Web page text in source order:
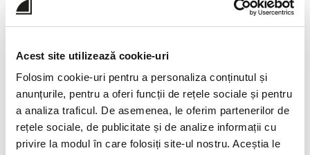
Acest site utilizează cookie-uri
Folosim cookie-uri pentru a personaliza conținutul și
anunțurile, pentru a oferi funcții de rețele sociale și pentru
a analiza traficul. De asemenea, le oferim partenerilor de
rețele sociale, de publicitate și de analize informații cu
privire la modul în care folosiți site-ul nostru. Aceștia le
Orice unitate de învăţământ preuniversitar
autorizată provizoriu se supune procesului de
judeţene/biroul Municipiului Bucureşti, în vederea
acreditării instituţionale, în condiţiile legii. După
trei evaluări anuale consecutive încheiate cu
raport favorabil, unitatea de învăţământ
preuniversitar autorizată provizoriu poate
solicita acreditarea. Unităţile de învăţământ